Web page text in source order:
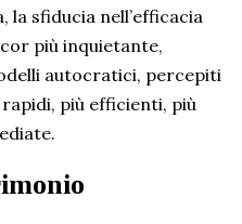
la sfiducia nell’efficacia
più inquietante,
autocratici, percepiti
più efficienti, più